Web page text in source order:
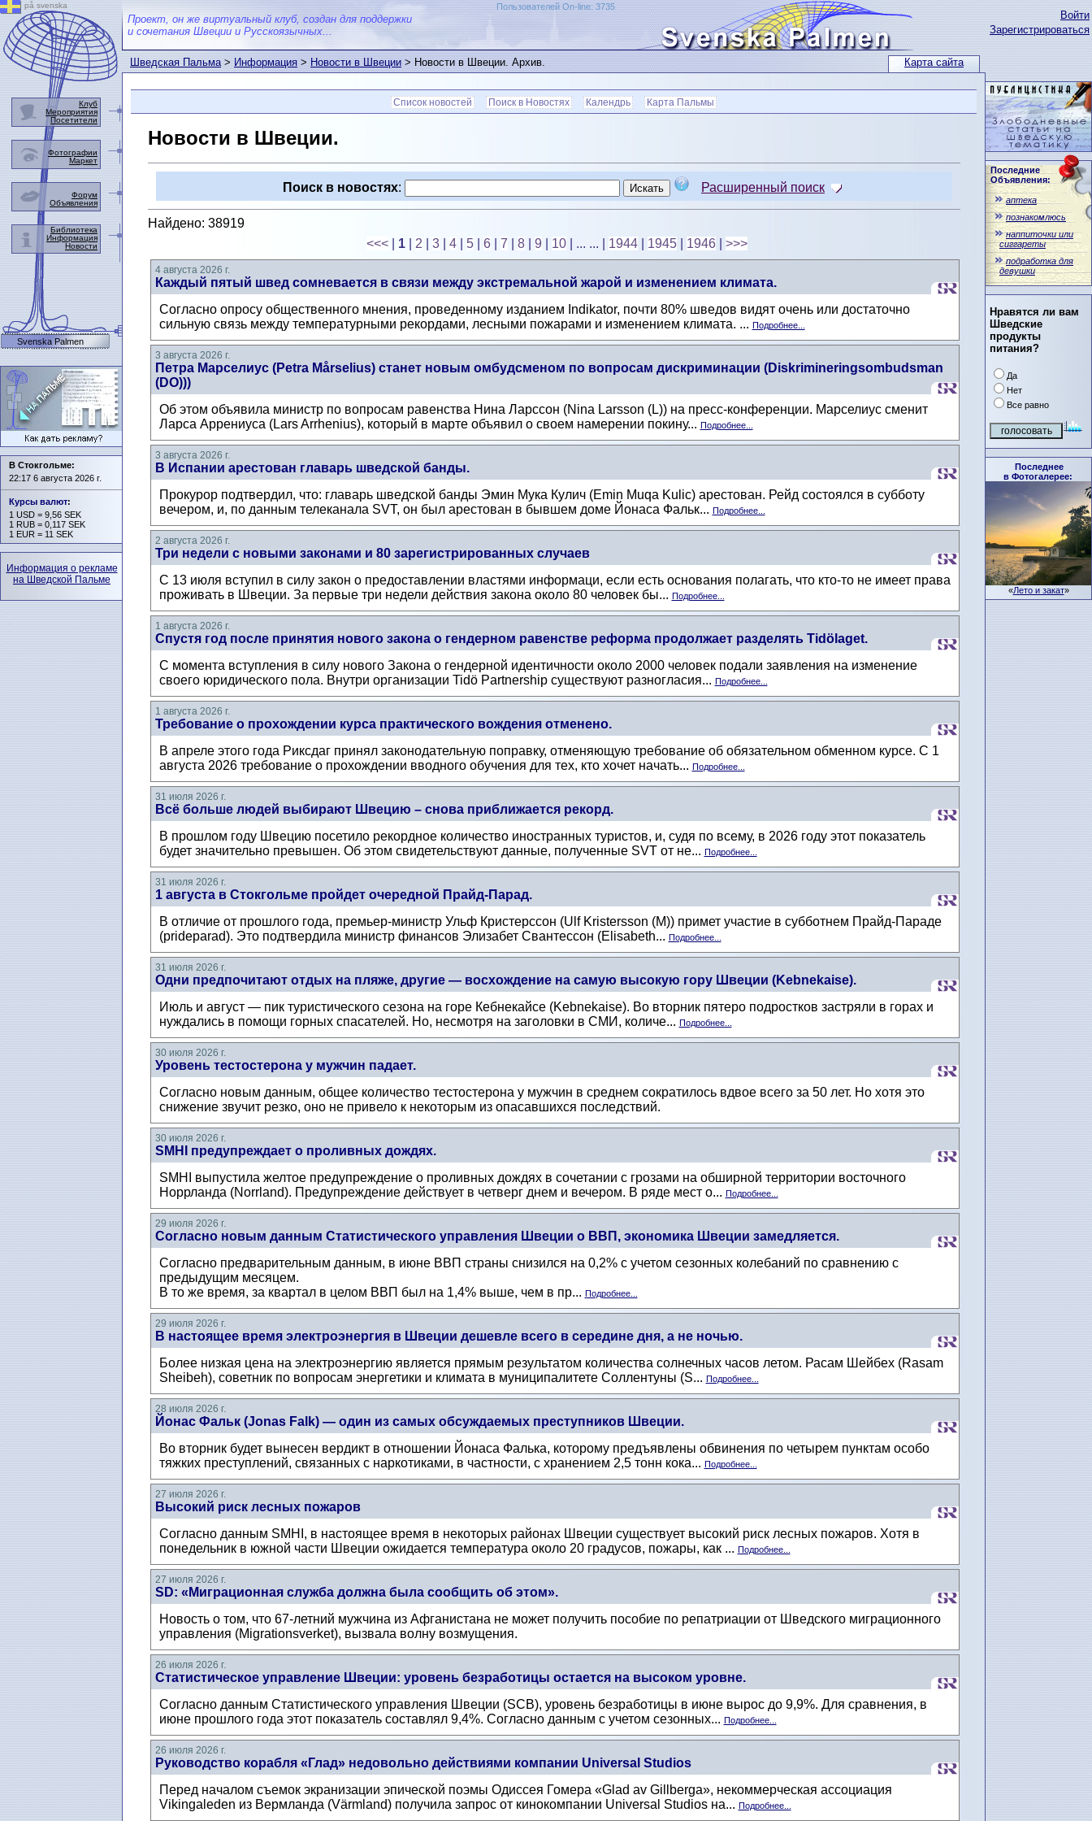
Карта сайта
Войти
Зарегистрироваться
Последние
Объявления:
аптека
познакомлюсь
наппиточки или
сиггареты
подработка для
девушки
Нравятся ли вам
Шведские
продукты
питания?
Да
Нет
Все равно
Последнее
в Фотогалерее:
«Лето и закат»
Проект, он же виртуальный клуб, создан для поддержки
и сочетания Швеции и Русскоязычных...
Пользователей On-line: 3735
Шведская Пальма>Информация>Новости в Швеции> Новости в Швеции. Архив.
Список новостей Поиск в Новостях Календрь Карта Пальмы
Новости в Швеции.
Поиск в новостях: Расширенный поиск
Найдено: 38919
<<<
1 2 3 4 5 6 7 8 9 10 | ... ... 1944 1945 1946 >>>
4 августа 2026 г.
Каждый пятый швед сомневается в связи между экстремальной жарой и изменением климата.
Согласно опросу общественного мнения, проведенному изданием Indikator, почти 80% шведов видят очень или достаточно
сильную связь между температурными рекордами, лесными пожарами и изменением климата. ... Подробнее...
3 августа 2026 г.
Петра Марселиус (Petra Mårselius) станет новым омбудсменом по вопросам дискриминации (Diskrimineringsombudsman
(DO)))
Об этом объявила министр по вопросам равенства Нина Ларссон (Nina Larsson (L)) на пресс-конференции. Марселиус сменит
Ларса Аррениуса (Lars Arrhenius), который в марте объявил о своем намерении покину... Подробнее...
3 августа 2026 г.
В Испании арестован главарь шведской банды.
Прокурор подтвердил, что: главарь шведской банды Эмин Мука Кулич (Emin Muqa Kulic) арестован. Рейд состоялся в субботу
вечером, и, по данным телеканала SVT, он был арестован в бывшем доме Йонаса Фальк... Подробнее...
2 августа 2026 г.
Три недели с новыми законами и 80 зарегистрированных случаев
С 13 июля вступил в силу закон о предоставлении властями информаци, если есть основания полагать, что кто-то не имеет права
проживать в Швеции. За первые три недели действия закона около 80 человек бы... Подробнее...
1 августа 2026 г.
Спустя год после принятия нового закона о гендерном равенстве реформа продолжает разделять Tidölaget.
С момента вступления в силу нового Закона о гендерной идентичности около 2000 человек подали заявления на изменение
своего юридического пола. Внутри организации Tidö Partnership существуют разногласия... Подробнее...
1 августа 2026 г.
Требование о прохождении курса практического вождения отменено.
В апреле этого года Риксдаг принял законодательную поправку, отменяющую требование об обязательном обменном курсе. С 1
августа 2026 требование о прохождении вводного обучения для тех, кто хочет начать... Подробнее...
31 июля 2026 г.
Всё больше людей выбирают Швецию – снова приближается рекорд.
В прошлом году Швецию посетило рекордное количество иностранных туристов, и, судя по всему, в 2026 году этот показатель
будет значительно превышен. Об этом свидетельствуют данные, полученные SVT от не... Подробнее...
31 июля 2026 г.
1 августа в Стокгольме пройдет очередной Прайд-Парад.
В отличие от прошлого года, премьер-министр Ульф Кристерссон (Ulf Kristersson (M)) примет участие в субботнем Прайд-Параде
(prideparad). Это подтвердила министр финансов Элизабет Свантессон (Elisabeth... Подробнее...
31 июля 2026 г.
Одни предпочитают отдых на пляже, другие — восхождение на самую высокую гору Швеции (Kebnekaise).
Июль и август — пик туристического сезона на горе Кебнекайсе (Kebnekaise). Во вторник пятеро подростков застряли в горах и
нуждались в помощи горных спасателей. Но, несмотря на заголовки в СМИ, количе... Подробнее...
30 июля 2026 г.
Уровень тестостерона у мужчин падает.
Согласно новым данным, общее количество тестостерона у мужчин в среднем сократилось вдвое всего за 50 лет. Но хотя это
снижение звучит резко, оно не привело к некоторым из опасавшихся последствий.
30 июля 2026 г.
SMHI предупреждает о проливных дождях.
SMHI выпустила желтое предупреждение о проливных дождях в сочетании с грозами на обширной территории восточного
Норрланда (Norrland). Предупреждение действует в четверг днем ​​и вечером. В ряде мест о... Подробнее...
29 июля 2026 г.
Согласно новым данным Статистического управления Швеции о ВВП, экономика Швеции замедляется.
Согласно предварительным данным, в июне ВВП страны снизился на 0,2% с учетом сезонных колебаний по сравнению с
предыдущим месяцем.
В то же время, за квартал в целом ВВП был на 1,4% выше, чем в пр... Подробнее...
29 июля 2026 г.
В настоящее время электроэнергия в Швеции дешевле всего в середине дня, а не ночью.
Более низкая цена на электроэнергию является прямым результатом количества солнечных часов летом. Расам Шейбех (Rasam
Sheibeh), советник по вопросам энергетики и климата в муниципалитете Соллентуны (S... Подробнее...
28 июля 2026 г.
Йонас Фальк (Jonas Falk) — один из самых обсуждаемых преступников Швеции.
Во вторник будет вынесен вердикт в отношении Йонаса Фалька, которому предъявлены обвинения по четырем пунктам особо
тяжких преступлений, связанных с наркотиками, в частности, с хранением 2,5 тонн кока... Подробнее...
27 июля 2026 г.
Высокий риск лесных пожаров
Согласно данным SMHI, в настоящее время в некоторых районах Швеции существует высокий риск лесных пожаров. Хотя в
понедельник в южной части Швеции ожидается температура около 20 градусов, пожары, как ... Подробнее...
27 июля 2026 г.
SD: «Миграционная служба должна была сообщить об этом».
Новость о том, что 67-летний мужчина из Афганистана не может получить пособие по репатриации от Шведского миграционного
управления (Migrationsverket), вызвала волну возмущения.
26 июля 2026 г.
Статистическое управление Швеции: уровень безработицы остается на высоком уровне.
Согласно данным Статистического управления Швеции (SCB), уровень безработицы в июне вырос до 9,9%. Для сравнения, в
июне прошлого года этот показатель составлял 9,4%. Согласно данным с учетом сезонных... Подробнее...
26 июля 2026 г.
Руководство корабля «Глад» недовольно действиями компании Universal Studios
Перед началом съемок экранизации эпической поэмы Одиссея Гомера «Glad av Gillberga», некоммерческая ассоциация
Vikingaleden из Вермланда (Värmland) получила запрос от кинокомпании Universal Studios на... Подробнее...
på svenska
Клуб
Мероприятия
Посетители
Фотографии
Маркет
Форум
Объявления
Библиотека
Информация
Новости
Svenska Palmen
В Стокгольме:
22:17 6 августа 2026 г.
Курсы валют:
1 USD = 9,56 SEK
1 RUB = 0,117 SEK
1 EUR = 11 SEK
Информация о рекламе
на Шведской Пальме